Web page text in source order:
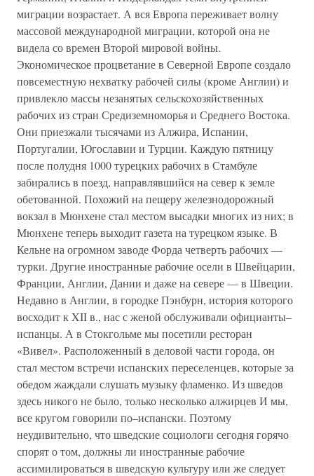
миграции возрастает. А вся Европа переживает волну
массовой международной миграции, которой она не
видела со времен Второй мировой войны.
Экономическое процветание в Северной Европе создало
повсеместную нехватку рабочей силы (кроме Англии) и
привлекло массы незанятых сельскохозяйственных
рабочих из стран Средиземноморья и Среднего Востока.
Они приезжали тысячами из Алжира, Испании,
Португалии, Югославии и Турции. Каждую пятницу
после полудня 1000 турецких рабочих в Стамбуле
забирались в поезд, направлявшийся на север к земле
обетованной. Похожий на пещеру железнодорожный
вокзал в Мюнхене стал местом высадки многих из них; в
Мюнхене теперь выходит газета на турецком языке. В
Кельне на огромном заводе Форда четверть рабочих —
турки. Другие иностранные рабочие осели в Швейцарии,
Франции, Англии, Дании и даже на севере — в Швеции.
Недавно в Англии, в городке Пэнбурн, история которого
восходит к XII в., нас с женой обслуживали официанты–
испанцы. А в Стокгольме мы посетили ресторан
«Вивел». Расположенный в деловой части города, он
стал местом встречи испанских переселенцев, которые за
обедом жаждали слушать музыку фламенко. Из шведов
здесь никого не было, только несколько алжирцев И мы,
все кругом говорили по–испански. Поэтому
неудивительно, что шведские социологи сегодня горячо
спорят о том, должны ли иностранные рабочие
ассимилироваться в шведскую культуру или же следует